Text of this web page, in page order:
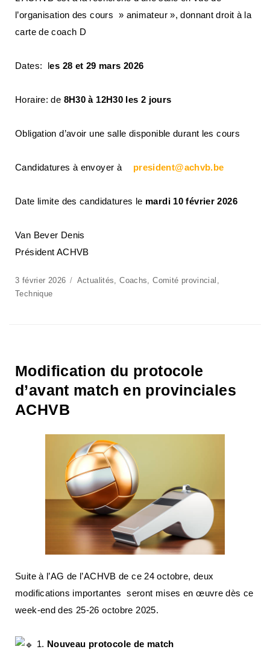
l’organisation des cours » animateur », donnant droit à la
carte de coach D
Dates: les 28 et 29 mars 2026
Horaire: de 8H30 à 12H30 les 2 jours
Obligation d’avoir une salle disponible durant les cours
Candidatures à envoyer à president@achvb.be
Date limite des candidatures le mardi 10 février 2026
Van Bever Denis
Président ACHVB
3 février 2026 Actualités ,Coachs ,Comité provincial
Technique
Modification du protocole
d’avant match en provinciales
ACHVB
Suite à l’AG de l’ACHVB de ce 24 octobre, deux
modifications importantes seront mises en œuvre dès ce
week-end des 25-26 octobre 2025.
1. Nouveau protocole de match